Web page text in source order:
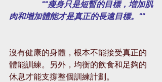
肉和增加體能才是真正的長遠目標。""
沒有健康的身體，根本不能接受真正的
體能訓練。另外，均衡的飲食和足夠的
休息才能支撐整個訓練計劃。